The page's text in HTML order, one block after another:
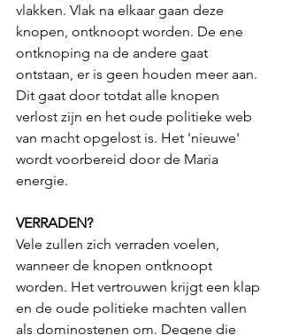
vlakken. Vlak na elkaar gaan deze
knopen, ontknoopt worden. De ene
ontknoping na de andere gaat
ontstaan, er is geen houden meer aan.
Dit gaat door totdat alle knopen
verlost zijn en het oude politieke web
van macht opgelost is. Het 'nieuwe'
wordt voorbereid door de Maria
energie.
VERRADEN?
Vele zullen zich verraden voelen,
wanneer de knopen ontknoopt
worden. Het vertrouwen krijgt een klap
en de oude politieke machten vallen
als dominostenen om. Degene die